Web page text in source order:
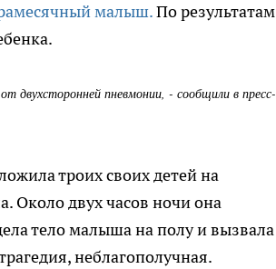
малыш.По результатам
двухсторонней пневмонии, - сообщили в пресс-
троих своих детей на
Около двух часов ночи она
тело малыша на полу и вызвала
неблагополучная.